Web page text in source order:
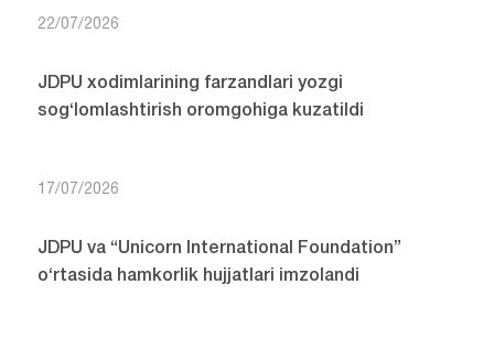
22/07/2026
JDPU xodimlarining farzandlari yozgi
sog‘lomlashtirish oromgohiga kuzatildi
17/07/2026
JDPU va “Unicorn International Foundation”
o‘rtasida hamkorlik hujjatlari imzolandi